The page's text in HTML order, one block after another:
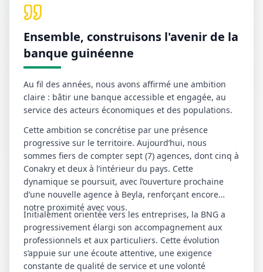
Ensemble, construisons l'avenir de la
banque guinéenne
Au fil des années, nous avons affirmé une ambition
claire : bâtir une banque accessible et engagée, au
service des acteurs économiques et des populations.
Cette ambition se concrétise par une présence
progressive sur le territoire. Aujourd’hui, nous
sommes fiers de compter sept (7) agences, dont cinq à
Conakry et deux à l’intérieur du pays. Cette
dynamique se poursuit, avec l’ouverture prochaine
d’une nouvelle agence à Beyla, renforçant encore
notre proximité avec vous.
Initialement orientée vers les entreprises, la BNG a
progressivement élargi son accompagnement aux
professionnels et aux particuliers. Cette évolution
s’appuie sur une écoute attentive, une exigence
constante de qualité de service et une volonté